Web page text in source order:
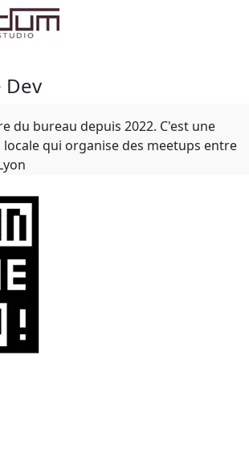
Dev
du bureau depuis 2022. C'est une
qui organise des meetups entre